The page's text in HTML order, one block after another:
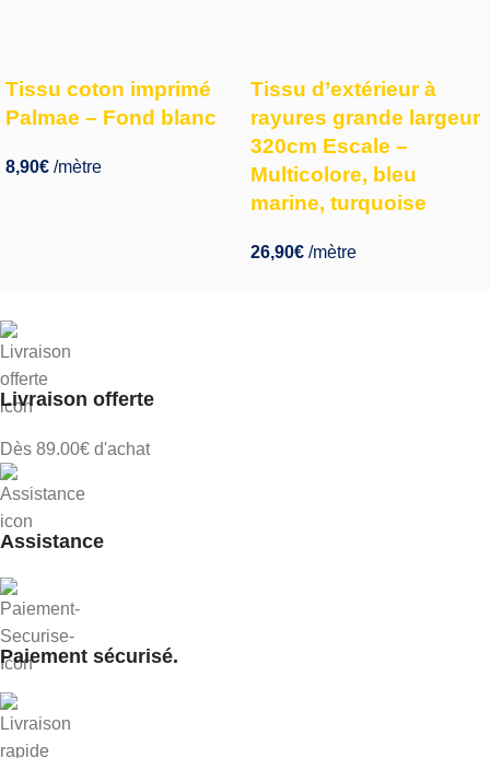
Tissu coton imprimé
Palmae – Fond blanc
8,90€ /mètre
Tissu d’extérieur à
rayures grande largeur
320cm Escale –
Multicolore, bleu
marine, turquoise
26,90€ /mètre
Livraison offerte
Dès 89.00€ d'achat
Assistance
Paiement sécurisé.